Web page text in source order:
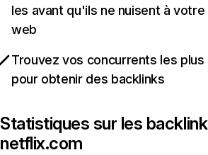
les avant qu'ils ne nuisent à
web
Trouvez vos concurrents les
pour obtenir des backlinks
Statistiques sur les
netflix.com